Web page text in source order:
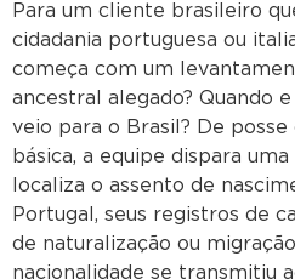
Para um cliente brasileiro
cidadania portuguesa ou
começa com um
ancestral alegado? Quando
veio para o Brasil? De posse
básica, a equipe dispara
localiza o assento de
Portugal, seus registros de
de naturalização ou
nacionalidade se transmitiu